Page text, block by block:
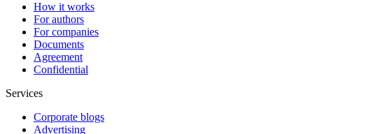
How it works
For authors
For companies
Documents
Agreement
Confidential
Services
Corporate blogs
Advertising